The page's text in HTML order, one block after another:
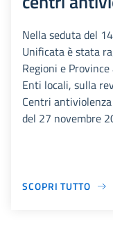
Nella seduta del
Unificata è stata
Regioni e
Enti locali, sulla
Centri
del 27 novembre
SCOPRI TUTTO